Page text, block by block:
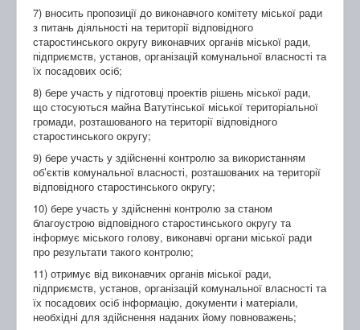
7) вносить пропозиції до виконавчого комітету міської ради
з питань діяльності на території відповідного
старостинського округу виконавчих органів міської ради,
підприємств, установ, організацій комунальної власності та
їх посадових осіб;
8) бере участь у підготовці проектів рішень міської ради,
що стосуються майна Ватутінської міської територіальної
громади, розташованого на території відповідного
старостинського округу;
9) бере участь у здійсненні контролю за використанням
об’єктів комунальної власності, розташованих на території
відповідного старостинського округу;
10) бере участь у здійсненні контролю за станом
благоустрою відповідного старостинського округу та
інформує міського голову, виконавчі органи міської ради
про результати такого контролю;
11) отримує від виконавчих органів міської ради,
підприємств, установ, організацій комунальної власності та
їх посадових осіб інформацію, документи і матеріали,
необхідні для здійснення наданих йому повноважень;